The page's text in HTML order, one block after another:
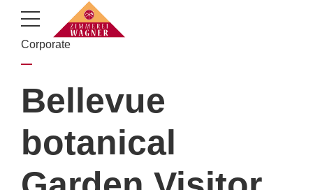
Corporate
Bellevue
botanical